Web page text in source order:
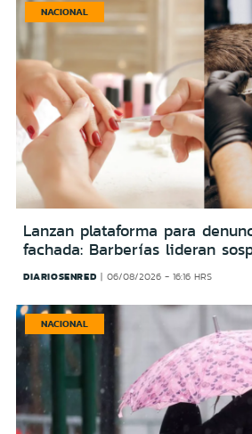
NACIONAL
Lanzan plataforma para
fachada: Barberías lideran
DIARIOSENRED 06/08/2026 - 16:16 HRS
NACIONAL